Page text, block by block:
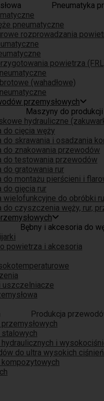
Pneumatyka
pneumatyczne
rozprowadzania
powietrza
(wahadłowe)
przemysłowych
Maszyny do
hydrauliczne
do cięcia węży
do skrawania i osadzania
do znakowania przewodów
do testowania przewodów
do gratowania rur
do montażu pierścieni i
do gięcia rur
wielofunkcyjne do obróbki
do czyszczenia węży, rur,
Bębny i akcesoria do
powietrza i akcesoria
uszczelniacze
Produkcja
i
do ultra wysokich